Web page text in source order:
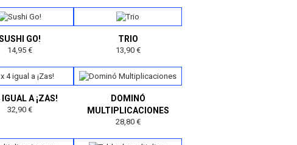
GO!
14,95 €
TRIO
13,90 €
A ¡ZAS!
32,90 €
DOMINÓ
MULTIPLICACIONES
28,80 €